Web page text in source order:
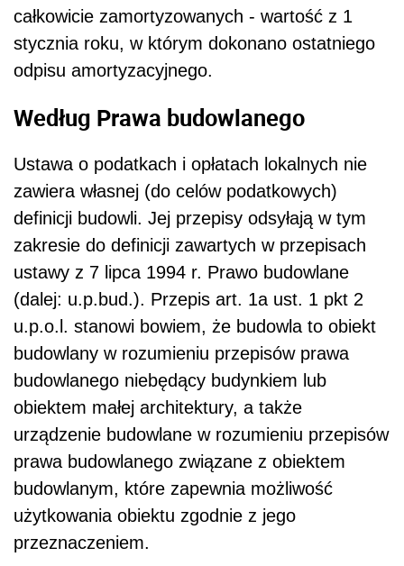
całkowicie zamortyzowanych - wartość z 1
stycznia roku, w którym dokonano ostatniego
odpisu amortyzacyjnego.
Według Prawa budowlanego
Ustawa o podatkach i opłatach lokalnych nie
zawiera własnej (do celów podatkowych)
definicji budowli. Jej przepisy odsyłają w tym
zakresie do definicji zawartych w przepisach
ustawy z 7 lipca 1994 r. Prawo budowlane
(dalej: u.p.bud.). Przepis art. 1a ust. 1 pkt 2
u.p.o.l. stanowi bowiem, że budowla to obiekt
budowlany w rozumieniu przepisów prawa
budowlanego niebędący budynkiem lub
obiektem małej architektury, a także
urządzenie budowlane w rozumieniu przepisów
prawa budowlanego związane z obiektem
budowlanym, które zapewnia możliwość
użytkowania obiektu zgodnie z jego
przeznaczeniem.